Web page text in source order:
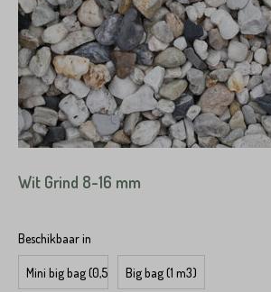
Wit Grind 8-16 mm
Beschikbaar in
Mini big bag (0,5 m3)Big bag (1 m3)